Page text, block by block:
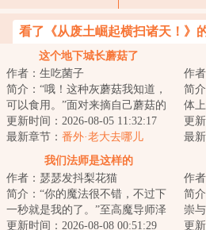
看了《从废土崛起横扫诸天！》
这个地下城长蘑菇了
作者：生吃菌子
简介：“哦！这种灰蘑菇我知道，
可以食用。”面对来摘自己蘑菇的
冒险者，林珺默默在那丛灰蘑菇
里催生出了...
更新时间：2026-08-05 11:32:17
最新章节： 番外·老大去哪儿
作
简
体
对
死
更
最
的
我们法师是这样的
作者：瑟瑟发抖梨花猫
简介：“你的魔法很不错，不过下
一秒就是我的了。”至高魔导师泽
利尔。穿越到剑与魔法的异世
更新时间：2026-08-08 00:51:29
作
简
崇
更